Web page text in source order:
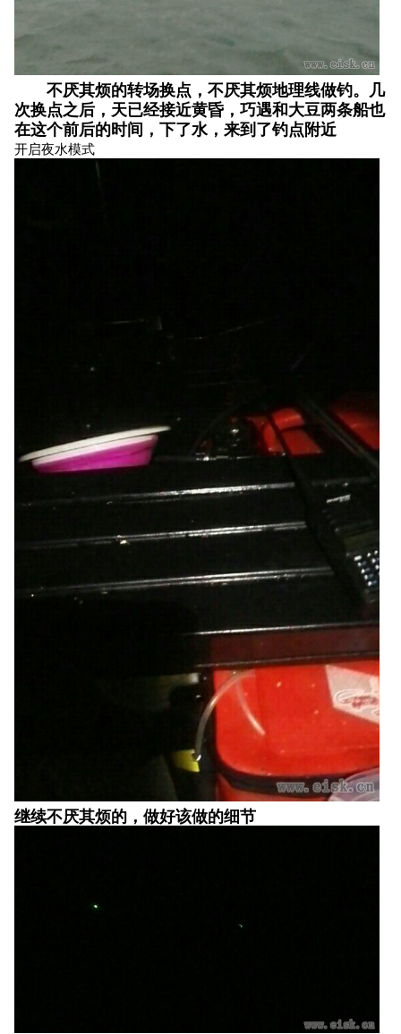
不厌其烦的转场换点，不厌其烦地理线做钓。几
次换点之后，天已经接近黄昏，巧遇和大豆两条船也
在这个前后的时间，下了水，来到了钓点附近
开启夜水模式
继续不厌其烦的，做好该做的细节